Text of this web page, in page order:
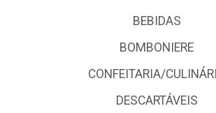
BEBIDAS
BOMBONIERE
CONFEITARIA/
DESCARTÁVEIS